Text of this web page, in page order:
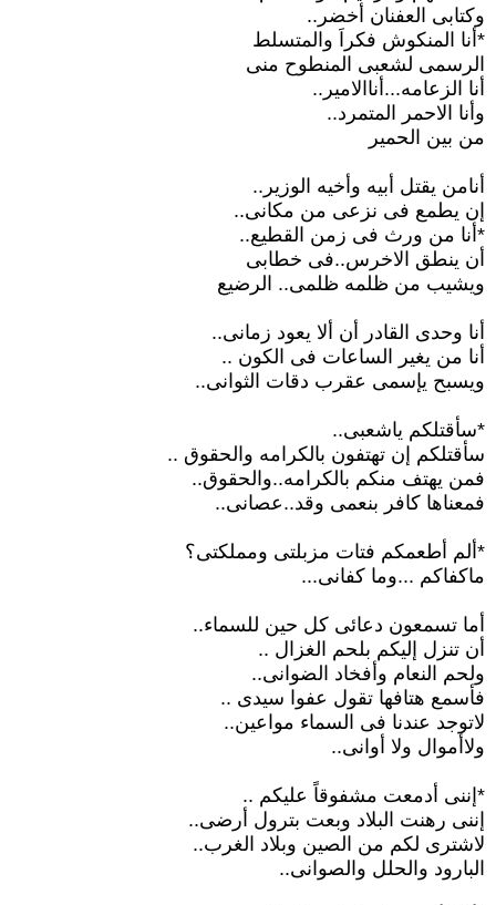
وكتابى العفنان أخضر..
*أنا المنكوش فكراَ والمتسلط
الرسمى لشعبى المنطوح منى
أنا الزعامه...أناالامير..
وأنا الاحمر المتمرد..
من بين الحمير
أنامن يقتل أبيه وأخيه الوزير..
إن يطمع فى نزعى من مكانى..
*أنا من ورث فى زمن القطيع..
أن ينطق الاخرس..فى خطابى
ويشيب من ظلمه ظلمى.. الرضيع
أنا وحدى القادر أن ألا يعود زمانى..
أنا من يغير الساعات فى الكون ..
ويسبح يإسمى عقرب دقات الثوانى..
*سأقتلكم ياشعبى..
سأقتلكم إن تهتفون بالكرامه والحقوق ..
فمن يهتف منكم بالكرامه..والحقوق..
فمعناها كافر بنعمى وقد..عصانى..
*ألم أطعمكم فتات مزبلتى ومملكتى؟
ماكفاكم ...وما كفانى...
أما تسمعون دعائى كل حين للسماء..
أن تنزل إليكم بلحم الغزال ..
ولحم النعام وأفخاد الضوانى..
فأسمع هتافها تقول عفوا سيدى ..
لاتوجد عندنا فى السماء مواعين..
ولاأموال ولا أوانى..
*إننى أدمعت مشفوقاً عليكم ..
إننى رهنت البلاد وبعت بترول أرضى..
لاشترى لكم من الصين وبلاد الغرب..
البارود والحلل والصوانى..